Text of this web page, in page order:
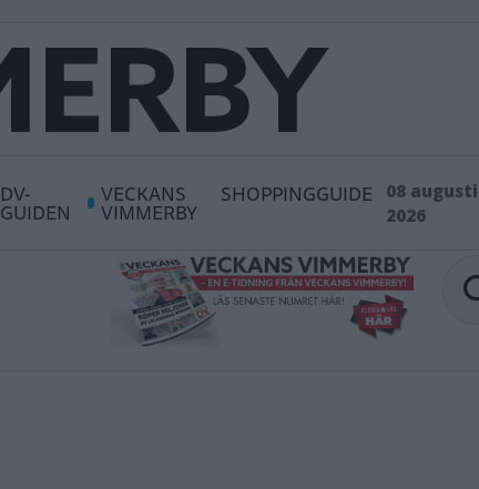
DV-
GUIDEN
VECKANS
VIMMERBY
SHOPPINGGUIDE
08 augusti
2026